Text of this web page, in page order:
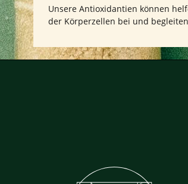
Unsere Antioxidantien können
der Körperzellen bei und